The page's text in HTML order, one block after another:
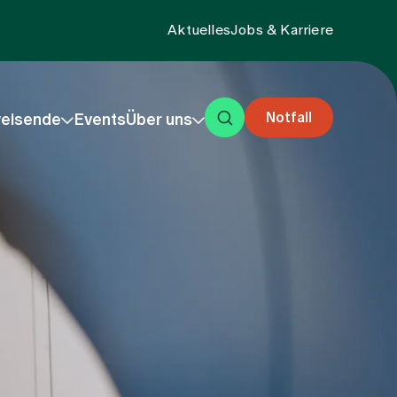
AktuellesJobs & Karriere
EventsÜber uns Notfall